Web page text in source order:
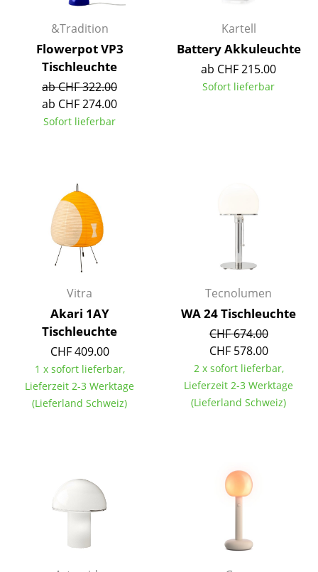
Büroutensilien
Aufbewahrungsboxen
Decken
Teppiche
Vorhänge
... alle Accessoires
Zuhause
Wohnzimmer
Esszimmer
Schlafzimmer
Badezimmer
Stauraum
&Tradition
Flowerpot VP3
Tischleuchte
ab CHF 322.00
ab CHF 274.00
Sofort lieferbar
Kartell
Battery Akkuleuchte
ab CHF 215.00
Sofort lieferbar
Vitra
Akari 1AY
Tischleuchte
CHF 409.00
1 x sofort lieferbar,
Lieferzeit 2-3 Werktage
(Lieferland Schweiz)
Tecnolumen
WA 24 Tischleuchte
CHF 674.00
CHF 578.00
2 x sofort lieferbar,
Lieferzeit 2-3 Werktage
(Lieferland Schweiz)